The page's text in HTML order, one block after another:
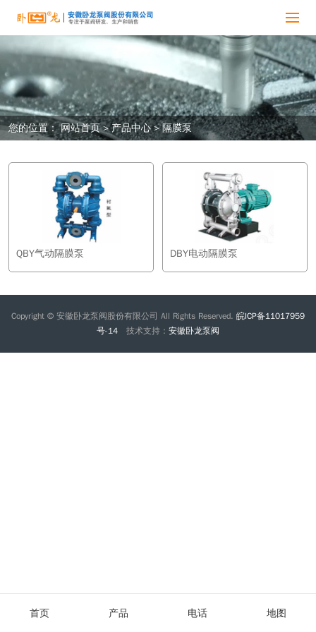
您的位置： 网站首页>产品中心>隔膜泵
QBY气动隔膜泵 DBY电动隔膜泵
Copyright © 安徽卧龙泵阀股份有限公司 All Rights Reserved. 皖ICP备11017959
号-14
技术支持： 安徽卧龙泵阀
首页 产品 电话 地图